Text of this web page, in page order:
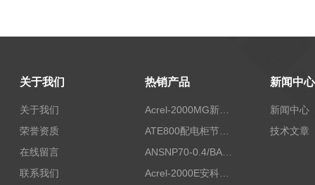
关于我们
关于我们
荣誉资质
在线留言
联系我们
热销产品
Acrel-2000MG新能源消纳安科瑞微电网能量管理系统
ATE800配电柜节点无线测温/表带捆绑/无源感应取电
ANSNP70-0.4/BANSNP中线安防保护器 治理三相不平衡
Acrel-2000E安科瑞Acrel配电室综合监控系统
新闻中心
新闻中心
技术文章